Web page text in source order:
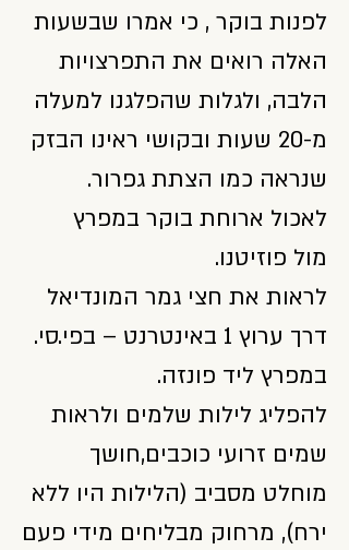
לפנות בוקר , כי אמרו שבשעות
האלה רואים את התפרצויות
הלבה, ולגלות שהפלגנו למעלה
מ-20 שעות ובקושי ראינו הבזק
שנראה כמו הצתת גפרור.
לאכול ארוחת בוקר במפרץ
מול פוזיטנו.
לראות את חצי גמר המונדיאל
דרך ערוץ 1 באינטרנט – בפי.סי.
במפרץ ליד פונזה.
להפליג לילות שלמים ולראות
שמים זרועי כוכבים,חושך
מוחלט מסביב (הלילות היו ללא
ירח), מרחוק מבליחים מידי פעם